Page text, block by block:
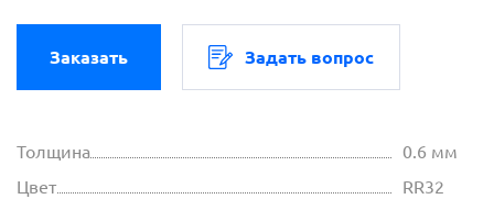
Заказать Задать вопрос
Толщина
0.6 мм
Цвет
RR32